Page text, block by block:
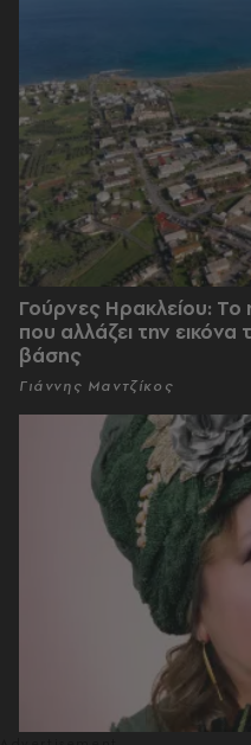
Γούρνες Ηρακλείου:
που αλλάζει την
βάσης
Γιάννης Μαντζίκος